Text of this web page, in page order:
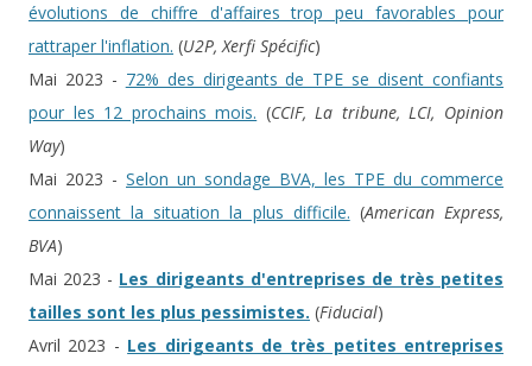
évolutions de chiffre d'affaires trop peu favorables pour
rattraper l'inflation. (U2P, Xerfi Spécific)
Mai 2023 - 72% des dirigeants de TPE se disent confiants
pour les 12 prochains mois. (CCIF, La tribune, LCI, Opinion
Way)
Mai 2023 - Selon un sondage BVA, les TPE du commerce
connaissent la situation la plus difficile. (American Express,
BVA)
Mai 2023 - Les dirigeants d'entreprises de très petites
tailles sont les plus pessimistes. (Fiducial)
Avril 2023 - Les dirigeants de très petites entreprises